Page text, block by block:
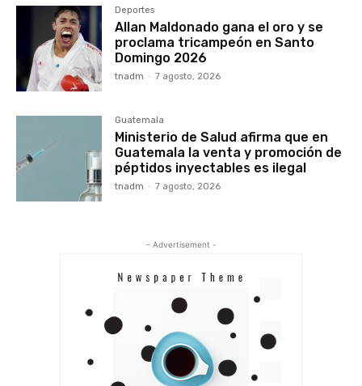
Deportes
Allan Maldonado gana el oro y se
proclama tricampeón en Santo
Domingo 2026
tnadm - 7 agosto, 2026
Guatemala
Ministerio de Salud afirma que en
Guatemala la venta y promoción de
péptidos inyectables es ilegal
tnadm - 7 agosto, 2026
- Advertisement -